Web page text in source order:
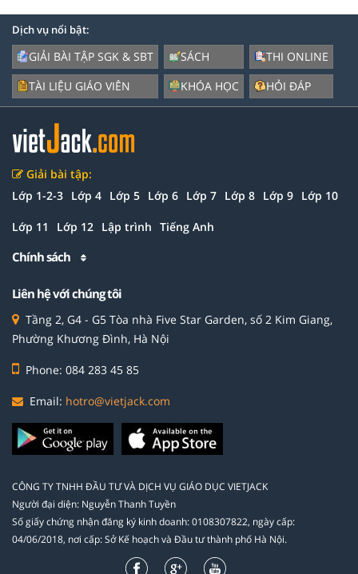
Dịch vụ nổi bật:
GIẢI BÀI TẬP SGK & SBT
TÀI LIỆU GIÁO VIÊN
SÁCH
KHÓA HỌC
THI ONLINE
HỎI ĐÁP
Giải bài tập:
Lớp 1-2-3 Lớp 4 Lớp 5 Lớp 6 Lớp 7 Lớp 8 Lớp 9 Lớp 10
Lớp 11 Lớp 12 Lập trình Tiếng Anh
Chính sách
Liên hệ với chúng tôi
Tầng 2, G4 - G5 Tòa nhà Five Star Garden, số 2 Kim Giang,
Phường Khương Đình, Hà Nội
Phone: 084 283 45 85
Email: hotro@vietjack.com
CÔNG TY TNHH ĐẦU TƯ VÀ DỊCH VỤ GIÁO DỤC VIETJACK
Người đại diện: Nguyễn Thanh Tuyền
Số giấy chứng nhận đăng ký kinh doanh: 0108307822, ngày cấp:
04/06/2018, nơi cấp: Sở Kế hoạch và Đầu tư thành phố Hà Nội.